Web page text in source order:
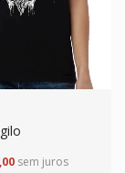
sem juros